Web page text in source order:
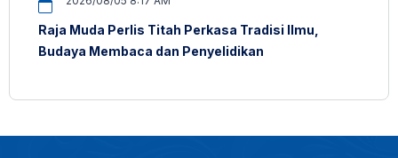
Raja Muda Perlis Titah Perkasa Tradisi Ilmu,
Budaya Membaca dan Penyelidikan